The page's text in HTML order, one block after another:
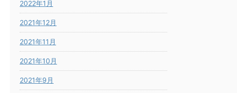
2022年1月
2021年12月
2021年11月
2021年10月
2021年9月